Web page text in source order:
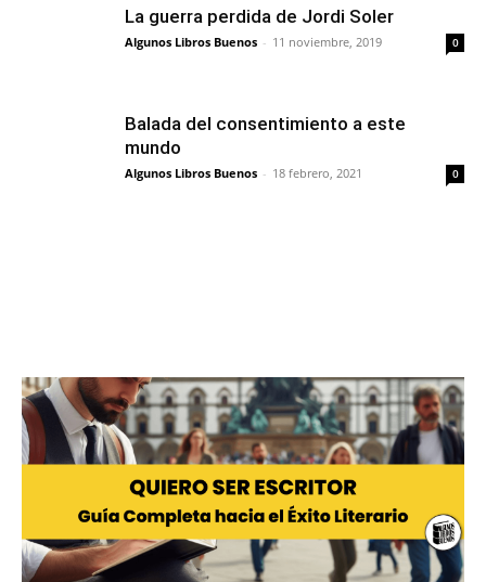
La guerra perdida de Jordi Soler
Algunos Libros Buenos - 11 noviembre, 2019 0
Balada del consentimiento a este
mundo
Algunos Libros Buenos - 18 febrero, 2021 0